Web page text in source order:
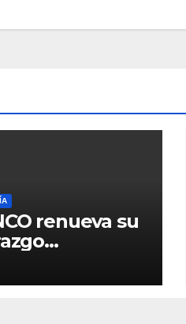
renueva su
a Jean